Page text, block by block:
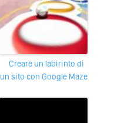
Creare un labirinto di
un sito con Google Maze